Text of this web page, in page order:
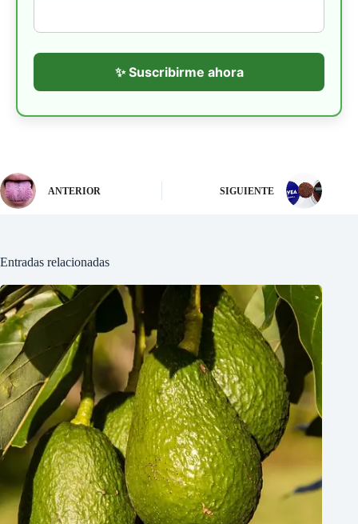
✨ Suscribirme ahora
ANTERIOR SIGUIENTE
Entradas relacionadas